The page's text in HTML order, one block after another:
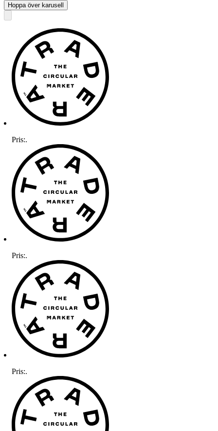
Hoppa över karusell
Pris:.
Pris:.
Pris:.